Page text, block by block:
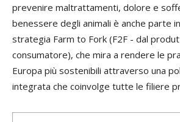
prevenire maltrattamenti, dolore e
benessere degli animali è anche parte
strategia Farm to Fork (F2F - dal
consumatore), che mira a rendere le
Europa più sostenibili attraverso una
integrata che coinvolge tutte le filiere